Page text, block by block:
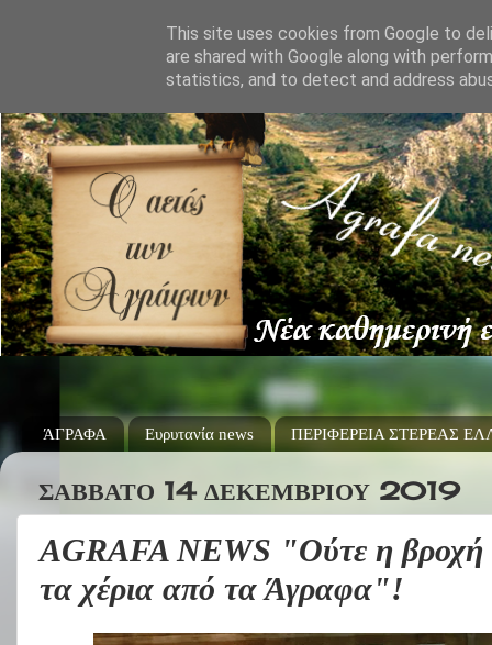
ΆΓΡΑΦΑ Ευρυτανία news ΠΕΡΙΦΕΡΕΙΑ ΣΤΕΡΕΑΣ
ΣΆΒΒΑΤΟ 14 ΔΕΚΕΜΒΡΊΟΥ 2019
AGRAFA NEWS "Ούτε η
τα χέρια από τα Άγραφα"!
This site uses cookies from Google to
are shared with Google along with
statistics, and to detect and address